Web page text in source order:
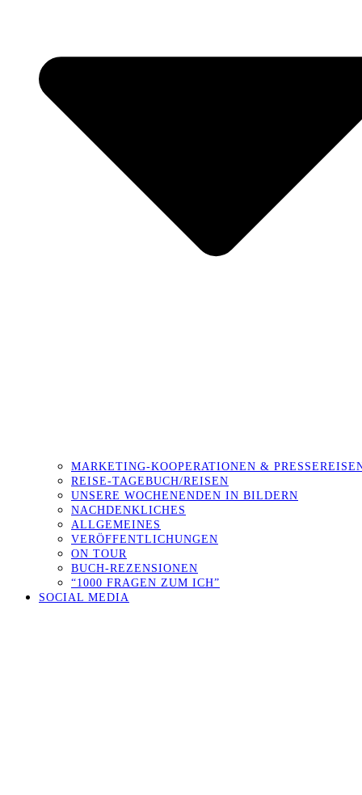
MARKETING-KOOPERATIONEN &
REISE-TAGEBUCH/REISEN
UNSERE WOCHENENDEN IN BILDERN
NACHDENKLICHES
ALLGEMEINES
VERÖFFENTLICHUNGEN
ON TOUR
BUCH-REZENSIONEN
“1000 FRAGEN ZUM ICH”
SOCIAL MEDIA